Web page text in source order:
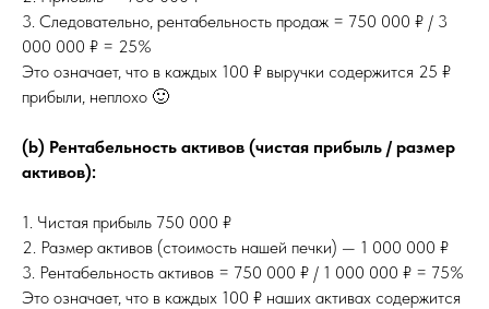
3. Следовательно, рентабельность продаж = 750 000 ₽ / 3
000 000 ₽ = 25%
Это означает, что в каждых 100 ₽ выручки содержится 25 ₽
прибыли, неплохо 🙂
(b) Рентабельность активов (чистая прибыль / размер
активов):
1. Чистая прибыль 750 000 ₽
2. Размер активов (стоимость нашей печки) — 1 000 000 ₽
3. Рентабельность активов = 750 000 ₽ / 1 000 000 ₽ = 75%
Это означает, что в каждых 100 ₽ наших активах содержится